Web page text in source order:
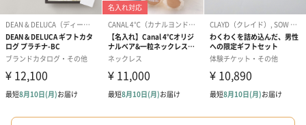
包装紙
ラッピングを施してお届けいたします。